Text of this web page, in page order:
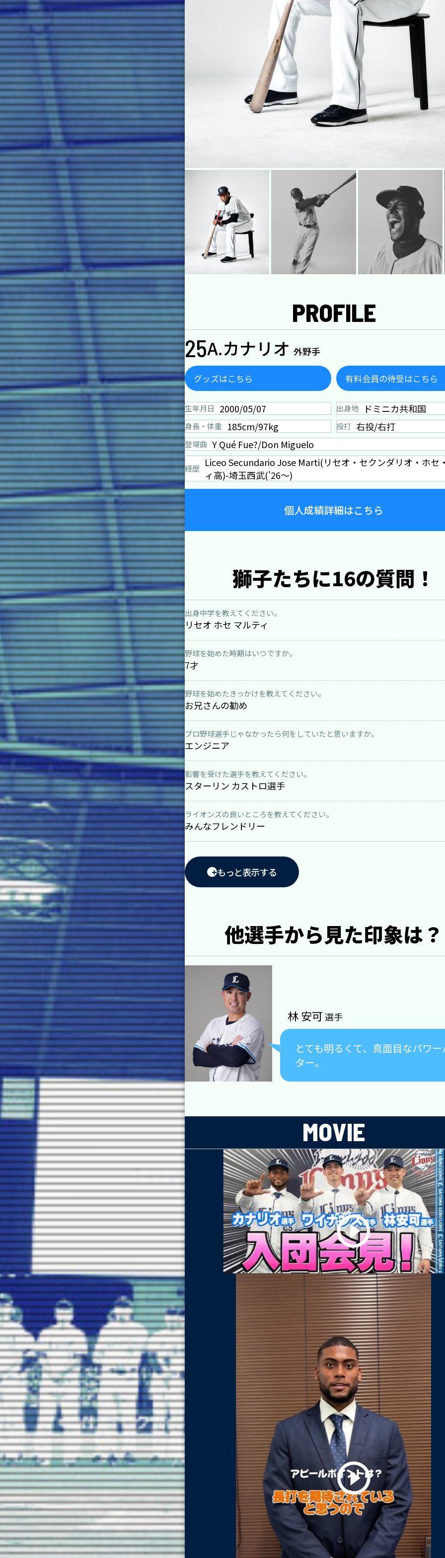
PROFILE
25A.カナリオ 外野手
グッズはこちら 有料会員の待受はこちら
生年月日 2000/05/07 出身地 ドミニカ共和国
身長・体重 185cm/97kg 投打 右投/右打
登場曲 Y Qué Fue?/Don Miguelo
経歴 Liceo Secundario Jose Marti(リセオ・セクンダリオ・ホセ
ィ高)-埼玉西武('26～)
個人成績詳細はこちら
獅子たちに16の質問！
出身中学を教えてください。
リセオ ホセ マルティ
野球を始めた時期はいつですか。
7才
野球を始めたきっかけを教えてください。
お兄さんの勧め
プロ野球選手じゃなかったら何をしていたと思いますか。
エンジニア
影響を受けた選手を教えてください。
スターリン カストロ選手
ライオンズの良いところを教えてください。
みんなフレンドリー
もっと表示する
他選手から見た印象は？
林 安可選手
とても明るくて、真面目なパワ
ター。
MOVIE